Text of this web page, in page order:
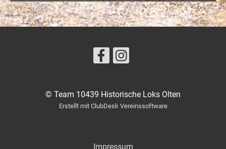
© Team 10439 Historische Loks Olten
Erstellt mit ClubDesk Vereinssoftware
Impressum